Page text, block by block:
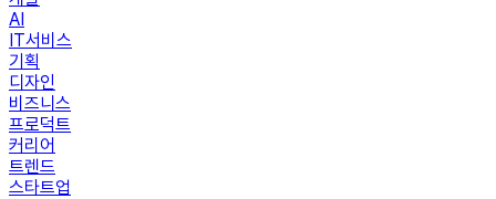
AI
IT서비스
기획
디자인
비즈니스
프로덕트
커리어
트렌드
스타트업